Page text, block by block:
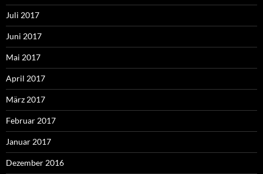
Juli 2017
Juni 2017
Mai 2017
April 2017
März 2017
Februar 2017
Januar 2017
Dezember 2016